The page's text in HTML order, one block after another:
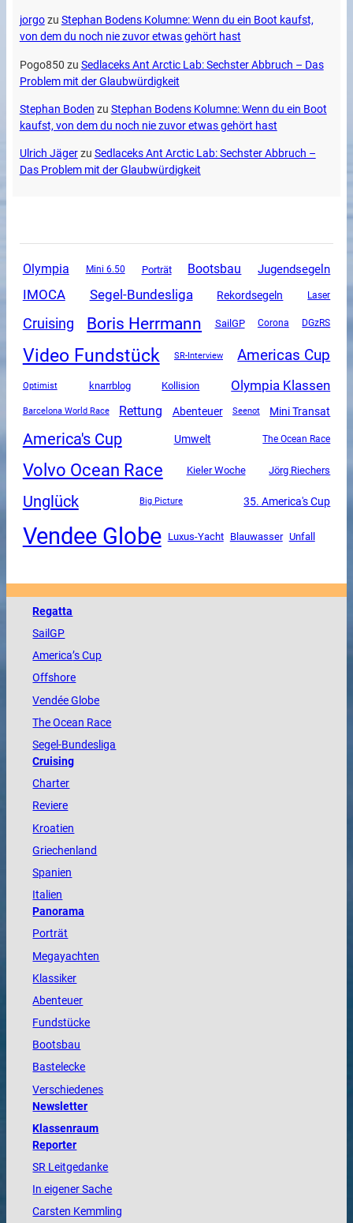
jorgozu Stephan Bodens Kolumne: Wenn du ein Boot kaufst,
von dem du noch nie zuvor etwas gehört hast
Pogo850 zu Sedlaceks Ant Arctic Lab: Sechster Abbruch – Das
Problem mit der Glaubwürdigkeit
Stephan Boden zu Stephan Bodens Kolumne: Wenn du ein Boot
kaufst, von dem du noch nie zuvor etwas gehört hast
Ulrich Jägerzu Sedlaceks Ant Arctic Lab: Sechster Abbruch –
Das Problem mit der Glaubwürdigkeit
Olympia Mini 6.50 Porträt Bootsbau Jugendsegeln
IMOCA Segel-Bundesliga Rekordsegeln Laser
Cruising Boris Herrmann SailGP Corona DGzRS
Video Fundstück SR-Interview Americas Cup
Optimist knarrblog Kollision Olympia Klassen
Barcelona World Race Rettung Abenteuer Seenot Mini Transat
America's Cup Umwelt The Ocean Race
Volvo Ocean Race Kieler Woche Jörg Riechers
Unglück Big Picture 35. America's Cup
Vendee Globe Luxus-Yacht Blauwasser Unfall
Regatta
SailGP
America’s Cup
Offshore
VendéeGlobe
TheOcean Race
Segel-Bundesliga
Cruising
Charter
Reviere
Kroatien
Griechenland
Spanien
Italien
Panorama
Porträt
Megayachten
Klassiker
Abenteuer
Fundstücke
Bootsbau
Bastelecke
Verschiedenes
Newsletter
Klassenraum
Reporter
SR Leitgedanke
In eigener Sache
Carsten Kemmling